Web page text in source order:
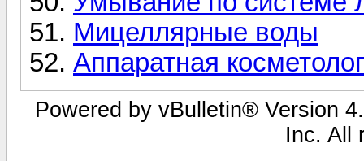
Мицеллярные воды
Аппаратная
Powered by vBulletin® Version
Inc. All